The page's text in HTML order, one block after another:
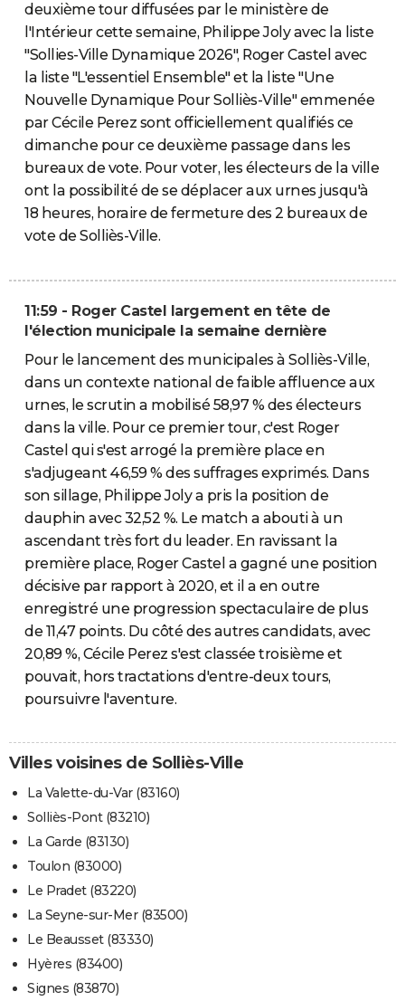
deuxième tour diffusées par le ministère de
l'Intérieur cette semaine, Philippe Joly avec la liste
"Sollies-Ville Dynamique 2026", Roger Castel avec
la liste "L'essentiel Ensemble" et la liste "Une
Nouvelle Dynamique Pour Solliès-Ville" emmenée
par Cécile Perez sont officiellement qualifiés ce
dimanche pour ce deuxième passage dans les
bureaux de vote. Pour voter, les électeurs de la ville
ont la possibilité de se déplacer aux urnes jusqu'à
18 heures, horaire de fermeture des 2 bureaux de
vote de Solliès-Ville.
11:59 - Roger Castel largement en tête de
l'élection municipale la semaine dernière
Pour le lancement des municipales à Solliès-Ville,
dans un contexte national de faible affluence aux
urnes, le scrutin a mobilisé 58,97 % des électeurs
dans la ville. Pour ce premier tour, c'est Roger
Castel qui s'est arrogé la première place en
s'adjugeant 46,59 % des suffrages exprimés. Dans
son sillage, Philippe Joly a pris la position de
dauphin avec 32,52 %. Le match a abouti à un
ascendant très fort du leader. En ravissant la
première place, Roger Castel a gagné une position
décisive par rapport à 2020, et il a en outre
enregistré une progression spectaculaire de plus
de 11,47 points. Du côté des autres candidats, avec
20,89 %, Cécile Perez s'est classée troisième et
pouvait, hors tractations d'entre-deux tours,
poursuivre l'aventure.
Villes voisines de Solliès-Ville
La Valette-du-Var (83160)
Solliès-Pont (83210)
La Garde (83130)
Toulon (83000)
Le Pradet (83220)
La Seyne-sur-Mer (83500)
Le Beausset (83330)
Hyères (83400)
Signes (83870)